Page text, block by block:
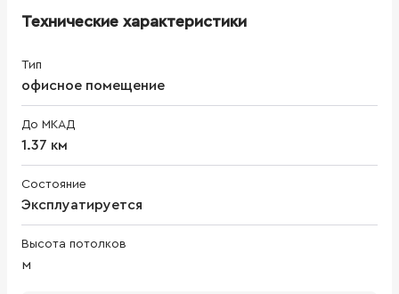
Технические характеристики
Тип
офисное помещение
До МКАД
1.37 км
Состояние
Эксплуатируется
Высота потолков
м